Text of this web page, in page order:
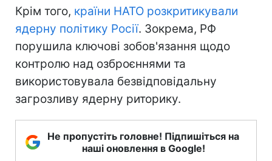
Крім того, країни НАТО розкритикували
ядерну політику Росії. Зокрема, РФ
порушила ключові зобов'язання щодо
контролю над озброєннями та
використовувала безвідповідальну
загрозливу ядерну риторику.
Не пропустіть головне! Підпишіться на
наші оновлення в Google!